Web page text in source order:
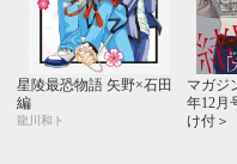
星陵最恐物語 矢野×石田
編
龍川和ト
マガジ
年12月
け付＞